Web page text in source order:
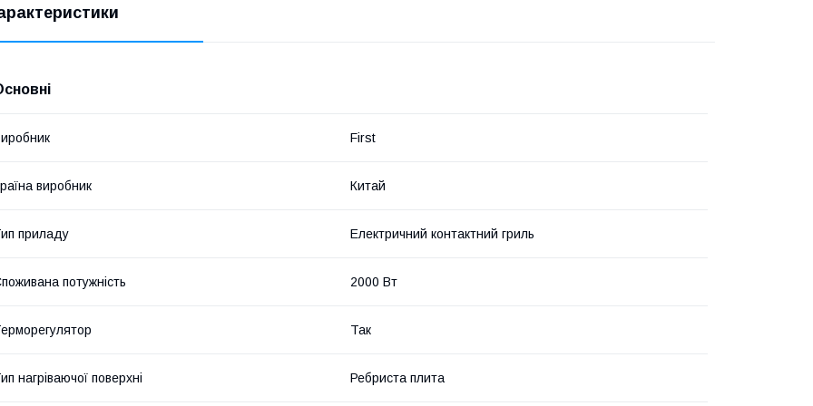
First
виробник Китай
приладу Електричний контактний гриль
потужність 2000 Вт
Так
нагріваючої поверхні Ребриста плита